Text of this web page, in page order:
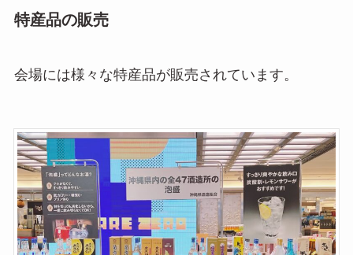
特産品の販売
会場には様々な特産品が販売されています。